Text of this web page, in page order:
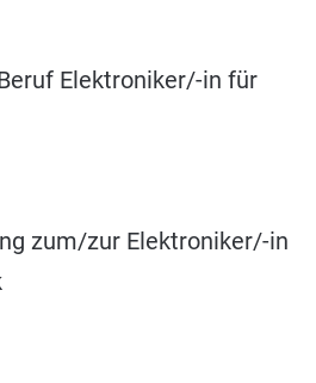
Elektroniker/-in für
zum/zur Elektroniker/-in